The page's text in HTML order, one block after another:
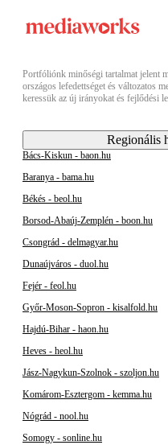
Portfóliónk minőségi tartalmat jelent
országos lefedettséget és változatos
keressük az új irányokat és fejlődési
Regionális
Bács-Kiskun - baon.hu
Baranya - bama.hu
Békés - beol.hu
Borsod-Abaúj-Zemplén - boon.hu
Csongrád - delmagyar.hu
Dunaújváros - duol.hu
Fejér - feol.hu
Győr-Moson-Sopron - kisalfold.hu
Hajdú-Bihar - haon.hu
Heves - heol.hu
Jász-Nagykun-Szolnok - szoljon.hu
Komárom-Esztergom - kemma.hu
Nógrád - nool.hu
Somogy - sonline.hu